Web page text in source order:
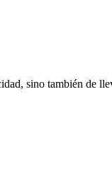
sino también de